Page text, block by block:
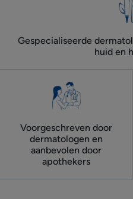
Gespecialiseerde
huid en
Voorgeschreven door
dermatologen ​en
aanbevolen door
apothekers